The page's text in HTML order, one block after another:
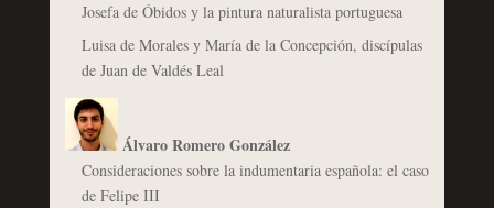
Josefa de Óbidos y la pintura naturalista portuguesa
Luisa de Morales y María de la Concepción, discípulas
de Juan de Valdés Leal
Álvaro Romero González
Consideraciones sobre la indumentaria española: el caso
de Felipe III